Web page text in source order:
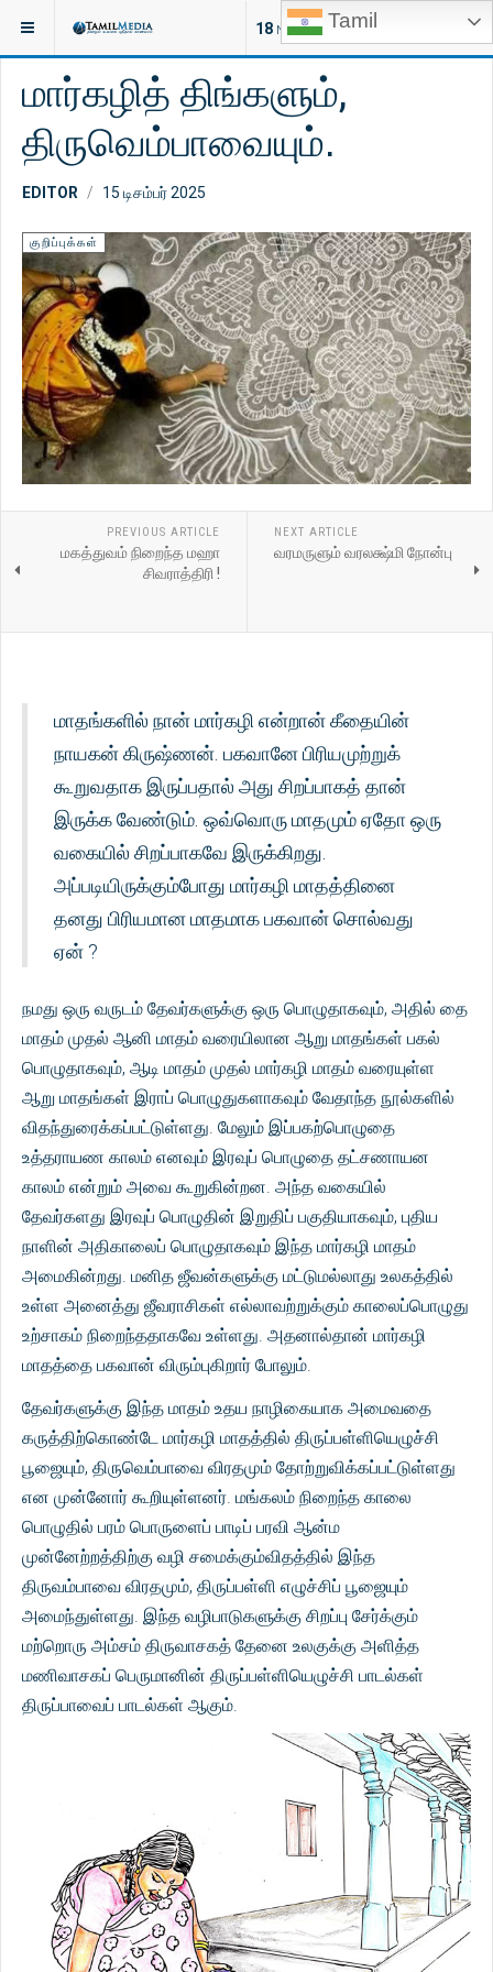
Tamil
18 NEW ARTICLES
இருக்குமிடம்: ஆன்மீகம் குறிப்புக்கள்
மார்கழித் திங்களும்,
திருவெம்பாவையும்.
EDITOR 15 டிசம்பர் 2025
குறிப்புக்கள்
PREVIOUS ARTICLE
மகத்துவம் நிறைந்த மஹா
சிவராத்திரி !
NEXT ARTICLE
வரமருளும் வரலக்ஷ்மி நோன்பு
மாதங்களில் நான் மார்கழி என்றான் கீதையின்
நாயகன் கிருஷ்ணன். பகவானே பிரியமுற்றுக்
கூறுவதாக இருப்பதால் அது சிறப்பாகத் தான்
இருக்க வேண்டும். ஒவ்வொரு மாதமும் ஏதோ ஒரு
வகையில் சிறப்பாகவே இருக்கிறது.
அப்படியிருக்கும்போது மார்கழி மாதத்தினை
தனது பிரியமான மாதமாக பகவான் சொல்வது
ஏன் ?
நமது ஒரு வருடம் தேவர்களுக்கு ஒரு பொழுதாகவும், அதில் தை
மாதம் முதல் ஆனி மாதம் வரையிலான ஆறு மாதங்கள் பகல்
பொழுதாகவும், ஆடி மாதம் முதல் மார்கழி மாதம் வரையுள்ள
ஆறு மாதங்கள் இராப் பொழுதுகளாகவும் வேதாந்த நூல்களில்
விதந்துரைக்கப்பட்டுள்ளது. மேலும் இப்பகற்பொழுதை
உத்தராயண காலம் எனவும் இரவுப் பொழுதை தட்சணாயன
காலம் என்றும் அவை கூறுகின்றன. அந்த வகையில்
தேவர்களது இரவுப் பொழுதின் இறுதிப் பகுதியாகவும், புதிய
நாளின் அதிகாலைப் பொழுதாகவும் இந்த மார்கழி மாதம்
அமைகின்றது. மனித ஜீவன்களுக்கு மட்டுமல்லாது உலகத்தில்
உள்ள அனைத்து ஜீவராசிகள் எல்லாவற்றுக்கும் காலைப்பொழுது
உற்சாகம் நிறைந்ததாகவே உள்ளது. அதனால்தான் மார்கழி
மாதத்தை பகவான் விரும்புகிறார் போலும்.
தேவர்களுக்கு இந்த மாதம் உதய நாழிகையாக அமைவதை
கருத்திற்கொண்டே மார்கழி மாதத்தில் திருப்பள்ளியெழுச்சி
பூஜையும், திருவெம்பாவை விரதமும் தோற்றுவிக்கப்பட்டுள்ளது
என முன்னோர் கூறியுள்ளனர். மங்கலம் நிறைந்த காலை
பொழுதில் பரம் பொருளைப் பாடிப் பரவி ஆன்ம
முன்னேற்றத்திற்கு வழி சமைக்கும்விதத்தில் இந்த
திருவம்பாவை விரதமும், திருப்பள்ளி எழுச்சிப் பூஜையும்
அமைந்துள்ளது. இந்த வழிபாடுகளுக்கு சிறப்பு சேர்க்கும்
மற்றொரு அம்சம் திருவாசகத் தேனை உலகுக்கு அளித்த
மணிவாசகப் பெருமானின் திருப்பள்ளியெழுச்சி பாடல்கள்
திருப்பாவைப் பாடல்கள் ஆகும்.